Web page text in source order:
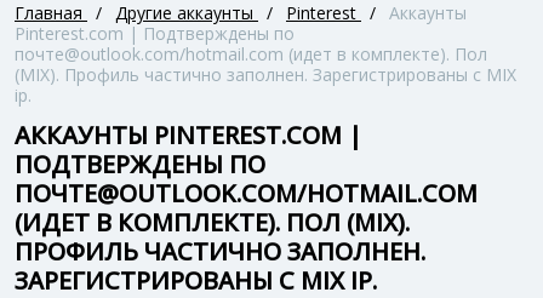
Главная / Другие аккаунты / Pinterest / Аккаунты
Pinterest.com | Подтверждены по
почте@outlook.com/hotmail.com (идет в комплекте). Пол
(MIX). Профиль частично заполнен. Зарегистрированы с MIX
ip.
АККАУНТЫ PINTEREST.COM |
ПОДТВЕРЖДЕНЫ ПО
ПОЧТЕ@OUTLOOK.COM/HOTMAIL.COM
(ИДЕТ В КОМПЛЕКТЕ). ПОЛ (MIX).
ПРОФИЛЬ ЧАСТИЧНО ЗАПОЛНЕН.
ЗАРЕГИСТРИРОВАНЫ С MIX IP.